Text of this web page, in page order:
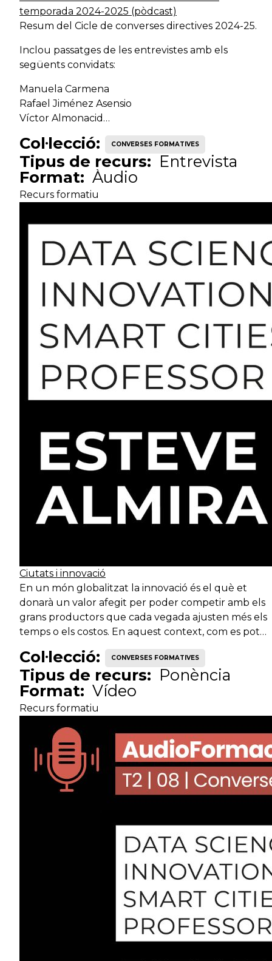
temporada 2024-2025 (pòdcast)
Resum del Cicle de converses directives 2024-25.
Inclou passatges de les entrevistes amb els
següents convidats:
Manuela Carmena
Rafael Jiménez Asensio
Víctor Almonacid…
Col·lecció: CONVERSES FORMATIVES
Tipus de recurs: Entrevista
Format: Àudio
Recurs formatiu
Ciutats i innovació
En un món globalitzat la innovació és el què et
donarà un valor afegit per poder competir amb els
grans productors que cada vegada ajusten més els
temps o els costos. En aquest context, com es pot…
Col·lecció: CONVERSES FORMATIVES
Tipus de recurs: Ponència
Format: Vídeo
Recurs formatiu